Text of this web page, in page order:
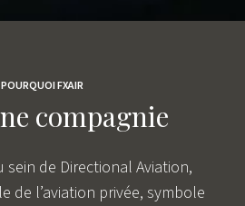
POURQUOI FXAIR
compagnie
sein de Directional Aviation,
de l’aviation privée, symbole